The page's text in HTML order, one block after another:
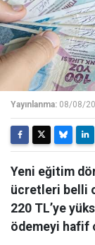
Yayınlanma: 08/08/
Yeni eğitim
ücretleri belli
220 TL’ye
ödemeyi hafif